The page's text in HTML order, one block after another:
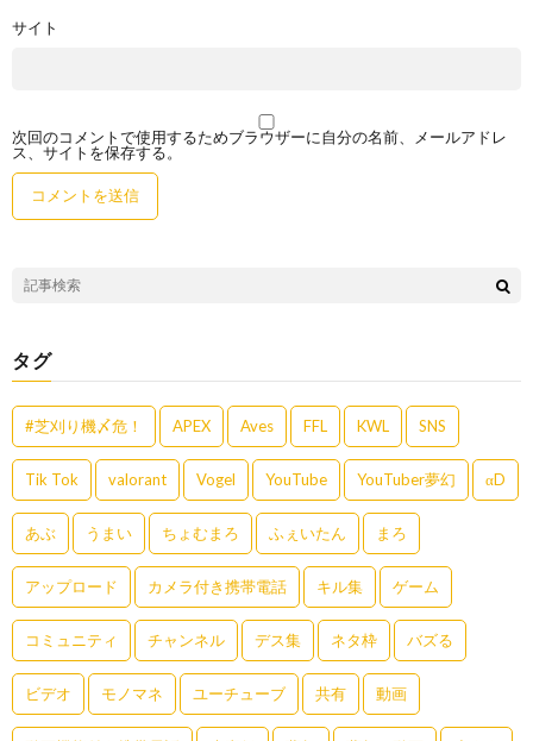
サイト
次回のコメントで使用するためブラウザーに自分の名前、メールアドレ
ス、サイトを保存する。
タグ
#芝刈り機〆危！ APEX Aves FFL KWL SNS
Tik Tok valorant Vogel YouTube YouTuber夢幻 αD
あぶ うまい ちょむまろ ふぇいたん まろ
アップロード カメラ付き携帯電話 キル集 ゲーム
コミュニティ チャンネル デス集 ネタ枠 バズる
ビデオ モノマネ ユーチューブ 共有 動画